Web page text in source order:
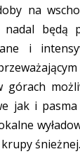
na
nadal będą
i
górach
jak i